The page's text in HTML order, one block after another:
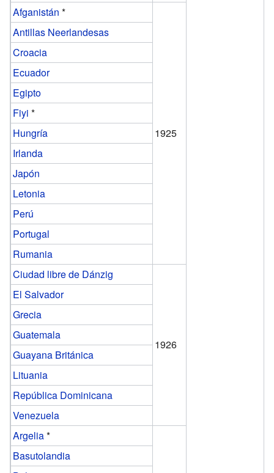
Afganistán *
1925
Antillas Neerlandesas
Croacia
Ecuador
Egipto
Fiyi *
Hungría
Irlanda
Japón
Letonia
Perú
Portugal
Rumania
Ciudad libre de Dánzig
1926
El Salvador
Grecia
Guatemala
Guayana Británica
Lituania
República Dominicana
Venezuela
Argelia*
Basutolandia